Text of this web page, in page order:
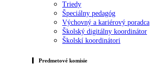
Triedy
Špeciálny pedagóg
Výchovný a kariérový poradca
Školský digitálny koordinátor
Školskí koordinátori
Predmetové komisie